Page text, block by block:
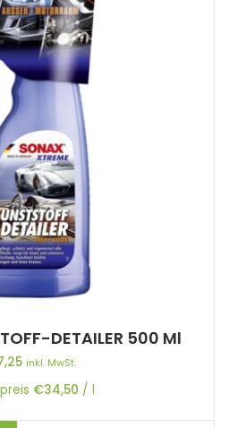
DETAILER 500 Ml
inkl. MwSt.
€34,50 / l